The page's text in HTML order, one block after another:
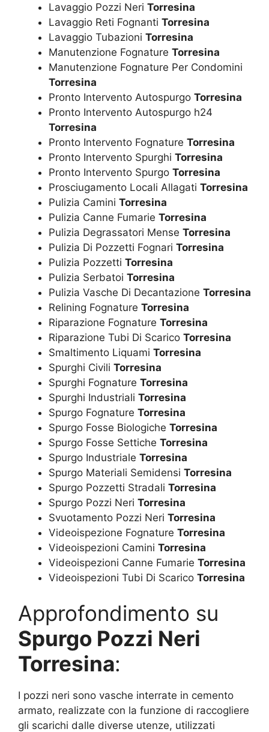
Lavaggio Pozzi Neri Torresina
Lavaggio Reti Fognanti Torresina
Lavaggio Tubazioni Torresina
Manutenzione Fognature Torresina
Manutenzione Fognature Per Condomini
Torresina
Pronto Intervento Autospurgo Torresina
Pronto Intervento Autospurgo h24
Torresina
Pronto Intervento Fognature Torresina
Pronto Intervento Spurghi Torresina
Pronto Intervento Spurgo Torresina
Prosciugamento Locali Allagati Torresina
Pulizia Camini Torresina
Pulizia Canne Fumarie Torresina
Pulizia Degrassatori Mense Torresina
Pulizia Di Pozzetti Fognari Torresina
Pulizia Pozzetti Torresina
Pulizia Serbatoi Torresina
Pulizia Vasche Di Decantazione Torresina
Relining Fognature Torresina
Riparazione Fognature Torresina
Riparazione Tubi Di Scarico Torresina
Smaltimento Liquami Torresina
Spurghi Civili Torresina
Spurghi Fognature Torresina
Spurghi Industriali Torresina
Spurgo Fognature Torresina
Spurgo Fosse Biologiche Torresina
Spurgo Fosse Settiche Torresina
Spurgo Industriale Torresina
Spurgo Materiali Semidensi Torresina
Spurgo Pozzetti Stradali Torresina
Spurgo Pozzi Neri Torresina
Svuotamento Pozzi Neri Torresina
Videoispezione Fognature Torresina
Videoispezioni Camini Torresina
Videoispezioni Canne Fumarie Torresina
Videoispezioni Tubi Di Scarico Torresina
Approfondimento su
Spurgo Pozzi Neri
Torresina:
I pozzi neri sono vasche interrate in cemento
armato, realizzate con la funzione di raccogliere
gli scarichi dalle diverse utenze, utilizzati